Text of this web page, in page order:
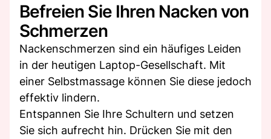
Befreien Sie Ihren Nacken von
Schmerzen
Nackenschmerzen sind ein häufiges Leiden
in der heutigen Laptop-Gesellschaft. Mit
einer Selbstmassage können Sie diese jedoch
effektiv lindern.
Entspannen Sie Ihre Schultern und setzen
Sie sich aufrecht hin. Drücken Sie mit den